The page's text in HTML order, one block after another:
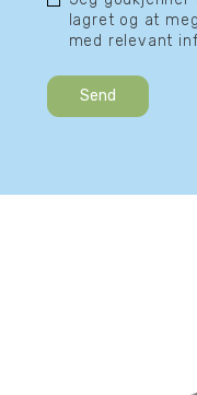
lagret og at
med relevant